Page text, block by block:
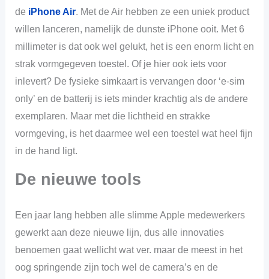
de iPhone Air. Met de Air hebben ze een uniek product
willen lanceren, namelijk de dunste iPhone ooit. Met 6
millimeter is dat ook wel gelukt, het is een enorm licht en
strak vormgegeven toestel. Of je hier ook iets voor
inlevert? De fysieke simkaart is vervangen door ‘e-sim
only’ en de batterij is iets minder krachtig als de andere
exemplaren. Maar met die lichtheid en strakke
vormgeving, is het daarmee wel een toestel wat heel fijn
in de hand ligt.
De nieuwe tools
Een jaar lang hebben alle slimme Apple medewerkers
gewerkt aan deze nieuwe lijn, dus alle innovaties
benoemen gaat wellicht wat ver. maar de meest in het
oog springende zijn toch wel de camera’s en de